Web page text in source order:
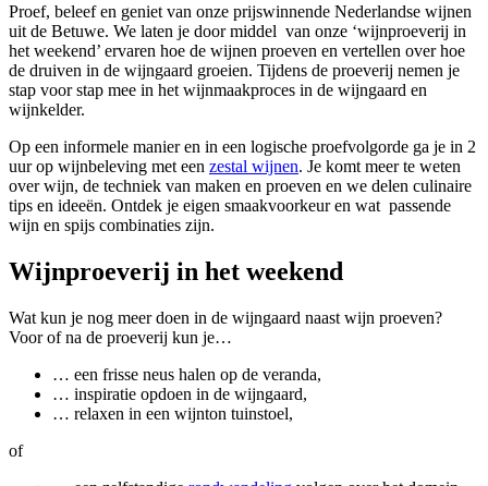
Proef, beleef en geniet van onze prijswinnende Nederlandse wijnen
uit de Betuwe. We laten je door middel van onze ‘wijnproeverij in
het weekend’ ervaren hoe de wijnen proeven en vertellen over hoe
de druiven in de wijngaard groeien. Tijdens de proeverij nemen je
stap voor stap mee in het wijnmaakproces in de wijngaard en
wijnkelder.
Op een informele manier en in een logische proefvolgorde ga je in 2
uur op wijnbeleving met een zestal wijnen. Je komt meer te weten
over wijn, de techniek van maken en proeven en we delen culinaire
tips en ideeën. Ontdek je eigen smaakvoorkeur en wat passende
wijn en spijs combinaties zijn.
Wijnproeverij in het weekend
Wat kun je nog meer doen in de wijngaard naast wijn proeven?
Voor of na de proeverij kun je…
… een frisse neus halen op de veranda,
… inspiratie opdoen in de wijngaard,
… relaxen in een wijnton tuinstoel,
of